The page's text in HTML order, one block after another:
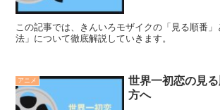
この記事では、きんいろモザイクの「見る順番
法」について徹底解説していきます。
アニメ
世界一初恋の見
方へ